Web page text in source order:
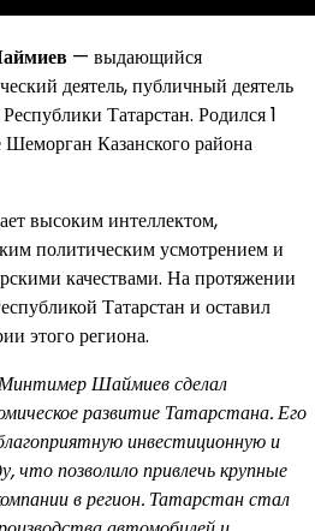
— выдающийся
деятель, публичный деятель
Татарстан. Родился 1
Шеморган Казанского района
высоким интеллектом,
политическим усмотрением и
качествами. На протяжении
Татарстан и оставил
этого региона.
Минтимер Шаймиев сделал
развитие Татарстана. Его
инвестиционную и
что позволило привлечь крупные
в регион. Татарстан стал